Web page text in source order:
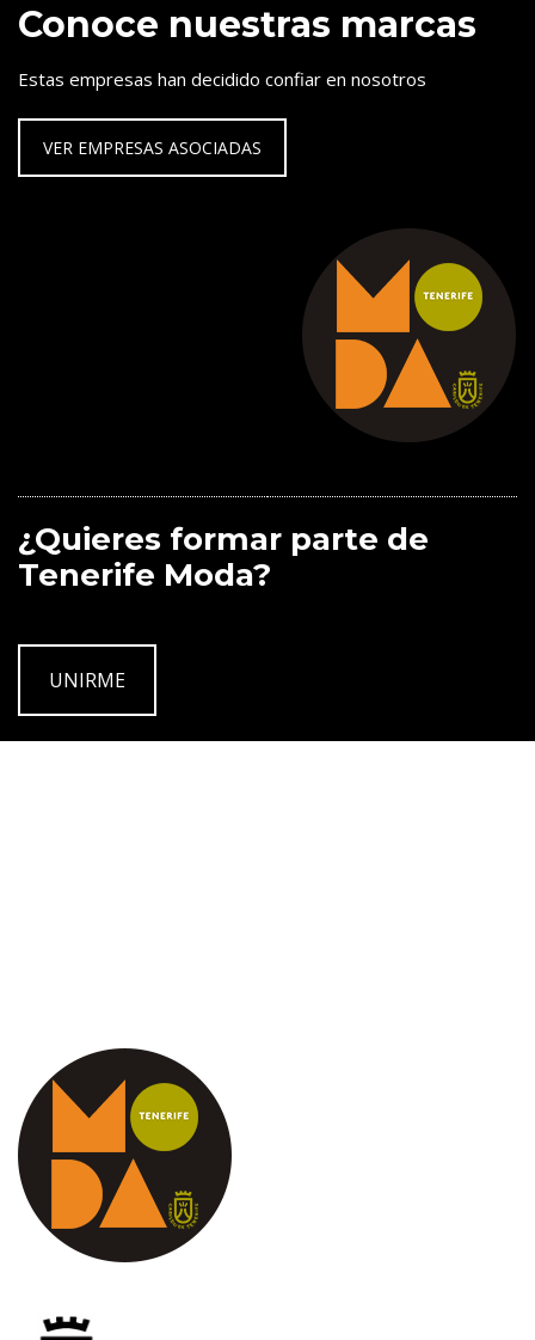
Conoce nuestras marcas
Estas empresas han decidido confiar en nosotros
VER EMPRESAS ASOCIADAS
¿Quieres formar parte de
Tenerife Moda?
UNIRME